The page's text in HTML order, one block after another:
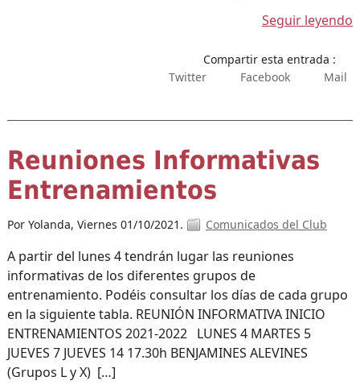
Seguir leyendo
Compartir esta entrada :
Twitter
Facebook Mail
Reuniones Informativas
Entrenamientos
Por Yolanda, Viernes 01/10/2021. Comunicados del Club
A partir del lunes 4 tendrán lugar las reuniones
informativas de los diferentes grupos de
entrenamiento. Podéis consultar los días de cada grupo
en la siguiente tabla. REUNIÓN INFORMATIVA INICIO
ENTRENAMIENTOS 2021-2022 LUNES 4 MARTES 5
JUEVES 7 JUEVES 14 17.30h BENJAMINES ALEVINES
(Grupos L y X) […]